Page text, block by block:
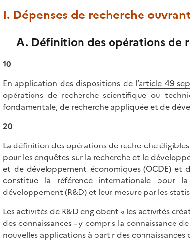
I. Dépenses de recherche
A. Définition des opérations de
10
En application des dispositions de l’article 49
opérations de recherche scientifique ou
fondamentale, de recherche appliquée et de
20
La définition des opérations de recherche éligibles
pour les enquêtes sur la recherche et le
et de développement économiques (OCDE) et
constitue la référence internationale pour
développement (R&D) et leur mesure par les
Les activités de R&D englobent « les activités
des connaissances - y compris la connaissance
nouvelles applications à partir des connaissances